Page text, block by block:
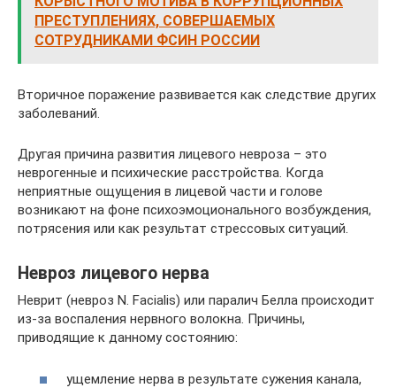
ПРЕСТУПЛЕНИЯХ, СОВЕРШАЕМЫХ
СОТРУДНИКАМИ ФСИН РОССИИ
Вторичное поражение развивается как следствие других
заболеваний.
Другая причина развития лицевого невроза – это
неврогенные и психические расстройства. Когда
неприятные ощущения в лицевой части и голове
возникают на фоне психоэмоционального возбуждения,
потрясения или как результат стрессовых ситуаций.
Невроз лицевого нерва
Неврит (невроз N. Facialis) или паралич Белла происходит
из-за воспаления нервного волокна. Причины,
приводящие к данному состоянию:
ущемление нерва в результате сужения канала,